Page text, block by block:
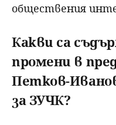
обществения
Какви са
промени в
Петков-
за ЗУЧК?